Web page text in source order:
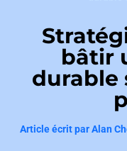
bâtir
durable
Article écrit parAlan